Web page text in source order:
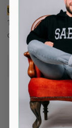
Unsere
1. Bestelle deine
oversized tragen
2. Wenn du bloß
übergroßen
Größe kleiner als
Farbe: schwarz
Logo: weiße Folie